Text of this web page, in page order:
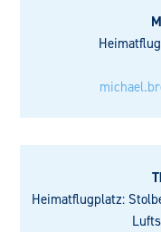
Heimatflugplatz: